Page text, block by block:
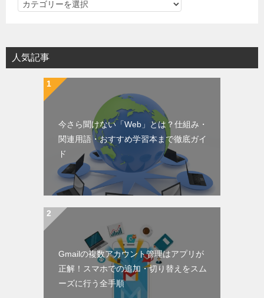
PC・IT・WEBの基礎知識カテゴリ一覧
人気記事
今さら聞けない「Web」とは？仕組み・
関連用語・おすすめ学習本まで徹底ガイ
ド
Gmailの複数アカウント管理はアプリが
正解！スマホでの追加・切り替えをスム
ーズに行う全手順